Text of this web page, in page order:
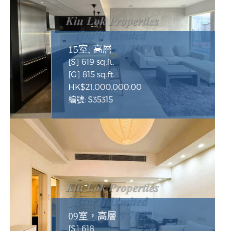
15室, 高層
[S] 619 sq.ft.
[G] 815 sq.ft.
HK$21,000,000.00
編號: S35315
09室，高層
[S] 618